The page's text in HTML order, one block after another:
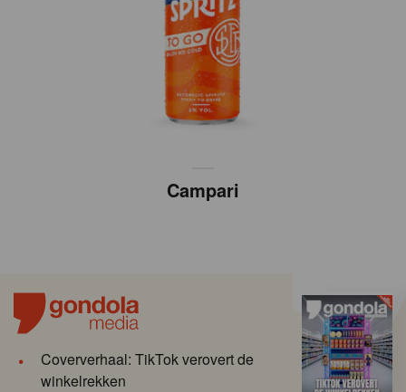
Campari
Coververhaal: TikTok verovert de
winkelrekken